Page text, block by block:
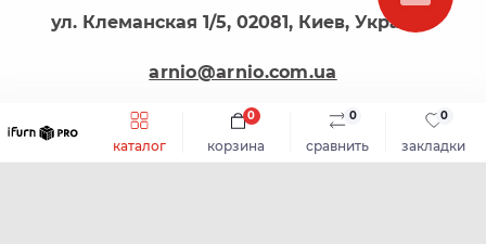
каталог сравнить
0
закладки
0
корзина
0
ул. Клеманская 1/5, 02081, Киев, Украина
arnio@arnio.com.ua